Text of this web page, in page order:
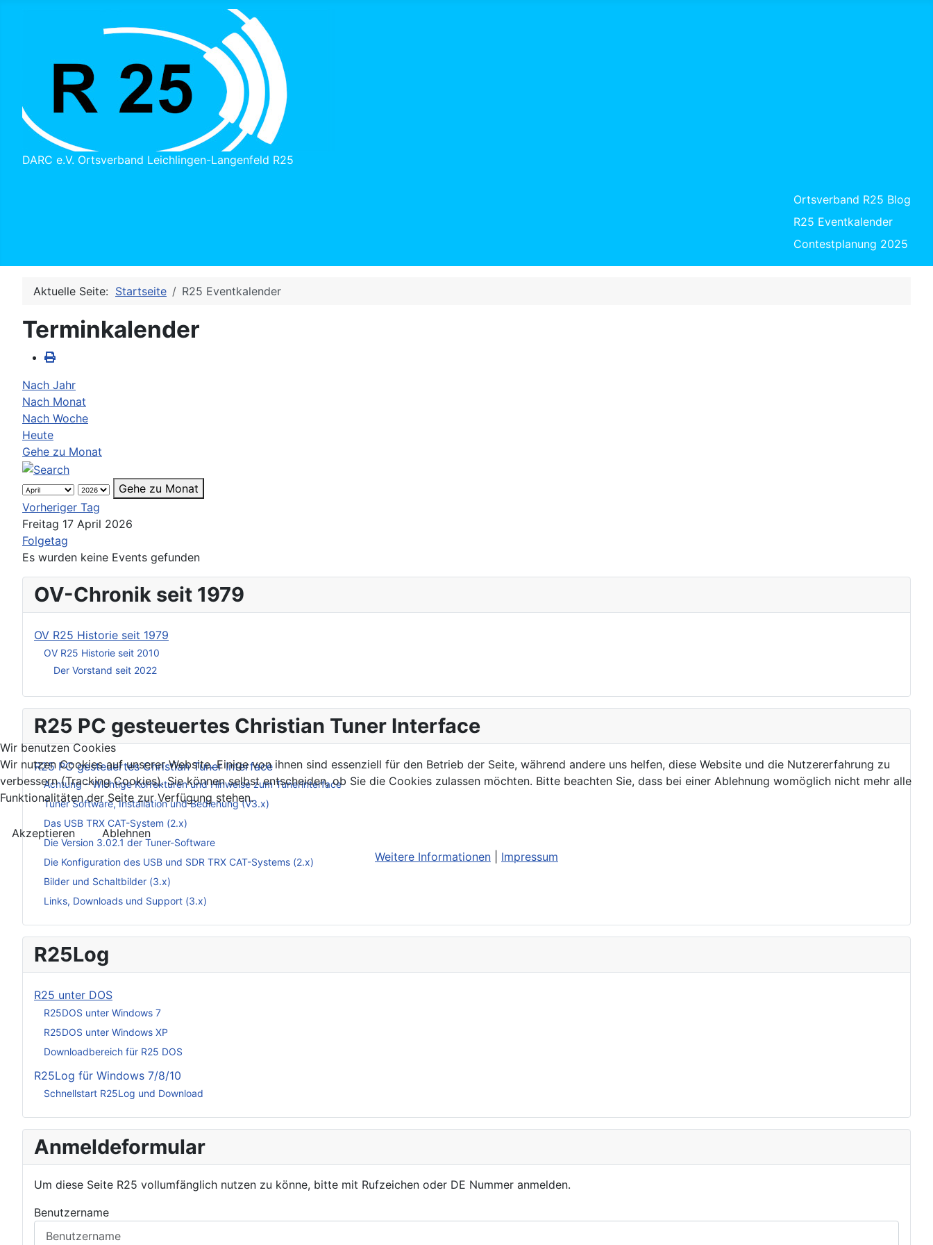
DARC e.V. Ortsverband Leichlingen-Langenfeld R25
Ortsverband R25 Blog
R25 Eventkalender
Contestplanung 2025
OV-Chronik seit 1979
OV R25 Historie seit 1979
OV R25 Historie seit 2010
Der Vorstand seit 2022
R25 PC gesteuertes Christian Tuner Interface
R25 PC gesteuertes Christian Tuner Interface
Achtung – Wichtige Korrekturen und Hinweise zum Tunerinterface
Tuner Software, Installation und Bedienung (V3.x)
Das USB TRX CAT-System (2.x)
Die Version 3.02.1 der Tuner-Software
Die Konfiguration des USB und SDR TRX CAT-Systems (2.x)
Bilder und Schaltbilder (3.x)
Links, Downloads und Support (3.x)
R25Log
R25 unter DOS
R25DOS unter Windows 7
R25DOS unter Windows XP
Downloadbereich für R25 DOS
R25Log für Windows 7/8/10
Schnellstart R25Log und Download
Anmeldeformular
Um diese Seite R25 vollumfänglich nutzen zu könne, bitte mit Rufzeichen oder DE Nummer anmelden.
Benutzername
Aktuelle Seite: Startseite R25 Eventkalender
Terminkalender
Nach Jahr
Nach Monat
Nach Woche
Heute
Gehe zu Monat
Gehe zu Monat
Vorheriger Tag
Freitag 17 April 2026
Folgetag
Es wurden keine Events gefunden
Wir benutzen Cookies
Wir nutzen Cookies auf unserer Website. Einige von ihnen sind essenziell für den Betrieb der Seite, während andere uns helfen, diese Website und die Nutzererfahrung zu
verbessern (Tracking Cookies). Sie können selbst entscheiden, ob Sie die Cookies zulassen möchten. Bitte beachten Sie, dass bei einer Ablehnung womöglich nicht mehr alle
Funktionalitäten der Seite zur Verfügung stehen.
Akzeptieren
Ablehnen
Weitere Informationen
Impressum